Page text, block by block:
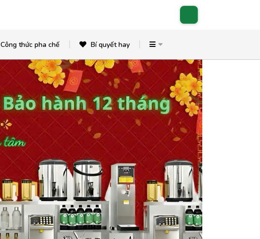
Công thức pha chế Bí quyết hay